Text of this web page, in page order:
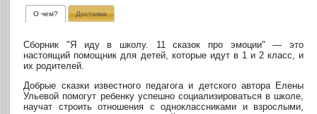
О чем? Доставка
Сборник "Я иду в школу. 11 сказок про эмоции" — это
настоящий помощник для детей, которые идут в 1 и 2 класс, и
их родителей.
Добрые сказки известного педагога и детского автора Елены
Ульевой помогут ребенку успешно социализироваться в школе,
научат строить отношения с одноклассниками и взрослыми,